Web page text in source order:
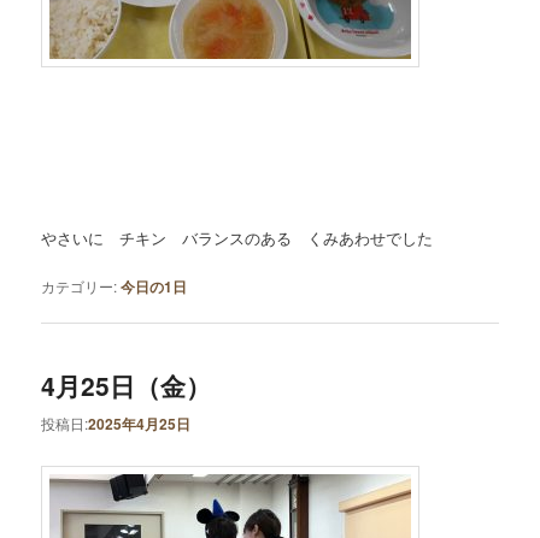
やさいに チキン バランスのある くみあわせでした
カテゴリー:今日の1日
4月25日（金）
投稿日:2025年4月25日